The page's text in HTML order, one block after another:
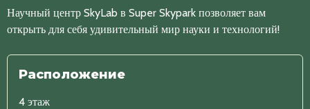
Научный центр SkyLab в Super Skypark позволяет вам
открыть для себя удивительный мир науки и технологий!
Расположение
4 этаж